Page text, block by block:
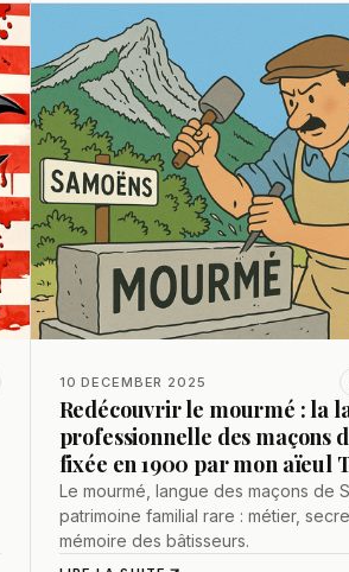
10 DECEMBER 2025
Redécouvrir le mourmé : la
professionnelle des maçons
fixée en 1900 par mon aïeul
Le mourmé, langue des maçons de
patrimoine familial rare : métier,
mémoire des bâtisseurs.